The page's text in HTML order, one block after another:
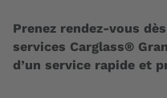
Prenez rendez-vous
services Carglass®
d’un service rapide et